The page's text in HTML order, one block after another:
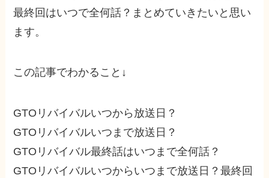
最終回はいつで全何話？まとめていきたいと思い
ます。
この記事でわかること↓
GTOリバイバルいつから放送日？
GTOリバイバルいつまで放送日？
GTOリバイバル最終話はいつまで全何話？
GTOリバイバルいつからいつまで放送日？最終回